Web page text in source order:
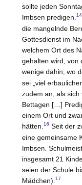
sollte jeden
Imbsen predigen. 14
die mangelnde
Gottesdienst im
welchem Ort des
gehalten wird, von
wenige dahin, wo
sei „viel
zudem an, als sich
Bettagen […]
einem Ort und
hätten. 16 Seit der
eine gemeinsame
Imbsen.
insgesamt 21
seien der Schule
Mädchen). 17